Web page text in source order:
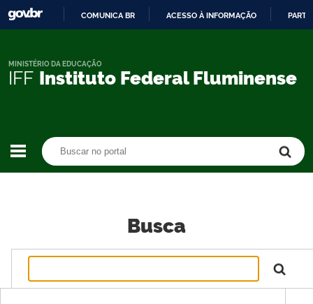
CONTEÚDO
COMUNICA BR ACESSO À INFORMAÇÃO
IFF Instituto Federal Fluminense
MINISTÉRIO DA EDUCAÇÃO
Busca